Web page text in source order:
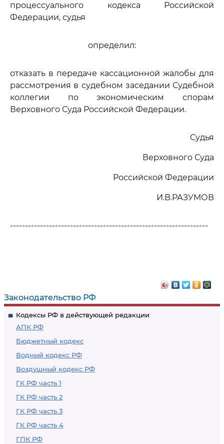
Законодательство РФ
Кодексы РФ в действующей редакции
АПК РФ
Бюджетный кодекс
Водный кодекс РФ
Воздушный кодекс РФ
ГК РФ часть 1
ГК РФ часть 2
ГК РФ часть 3
ГК РФ часть 4
ГПК РФ
процессуального кодекса Российской
Федерации, судья
определил:
отказать в передаче кассационной жалобы для
рассмотрения в судебном заседании Судебной
коллегии по экономическим спорам
Верховного Суда Российской Федерации.
Судья
Верховного Суда
Российской Федерации
И.В.РАЗУМОВ
------------------------------------------------------------------